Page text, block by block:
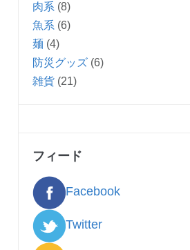
肉系 (8)
魚系 (6)
麺 (4)
防災グッズ (6)
雑貨 (21)
フィード
Facebook
Twitter